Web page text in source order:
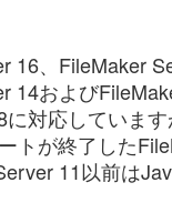
16、FileMaker
14および
対応していま
トが終了した
11以前は